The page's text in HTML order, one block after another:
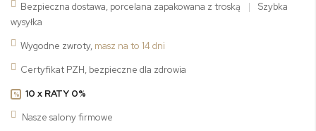
Bezpieczna dostawa, porcelana zapakowana z troską
|
Szybka
wysyłka
Wygodne zwroty, masz na to 14 dni
Certyfikat PZH, bezpieczne dla zdrowia
%
10 x RATY 0%
Nasze salony firmowe